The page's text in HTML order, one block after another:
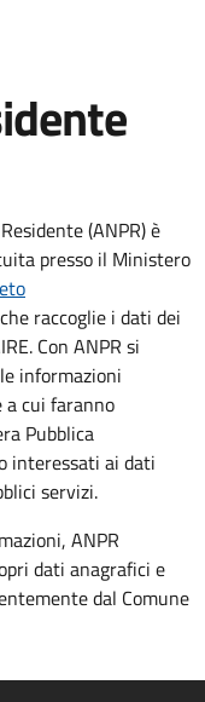
(ANPR) è
presso il Ministero
raccoglie i dati dei
Con ANPR si
informazioni
a cui faranno
Pubblica
interessati ai dati
servizi.
ANPR
dati anagrafici e
dal Comune